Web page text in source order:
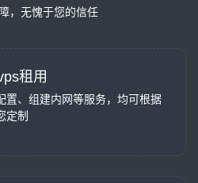
，无愧于您的信任
租用
置、组建内网等服务，均可根据
定制